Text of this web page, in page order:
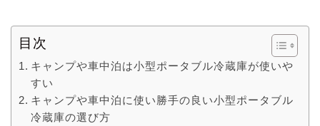
目次
キャンプや車中泊は小型ポータブル冷蔵庫が使いや
すい
キャンプや車中泊に使い勝手の良い小型ポータブル
冷蔵庫の選び方